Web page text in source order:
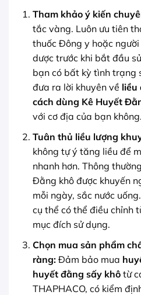
Tham khảo ý kiến
tắc vàng. Luôn ưu tiên
thuốc Đông y hoặc
dược trước khi bắt đầu
bạn có bất kỳ tình trạng
đưa ra lời khuyên về liều
cách dùng Kê Huyết
với cơ địa của bạn không.
Tuân thủ liều lượng
không tự ý tăng liều để
nhanh hơn. Thông
Đằng khô được khuyến
mỗi ngày, sắc nước
cụ thể có thể điều chỉnh
mục đích sử dụng.
Chọn mua sản phẩm
ràng:Đảm bảo mua
huyết đằng sấy khôtừ
THAPHACO, có kiểm